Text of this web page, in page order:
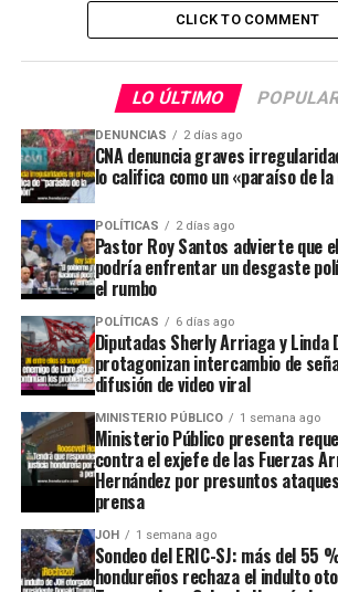
CLICK TO COMMENT
LO ÚLTIMO
DENUNCIAS 2 días ago
CNA denuncia graves
lo califica como un «paraíso de
POLÍTICAS 2 días ago
Pastor Roy Santos advierte que
podría enfrentar un desgaste
el rumbo
POLÍTICAS 6 días ago
Diputadas Sherly Arriaga y Linda
protagonizan intercambio de
difusión de video viral
MINISTERIO PÚBLICO 1 semana ago
Ministerio Público presenta
contra el exjefe de las Fuerzas
Hernández por presuntos
prensa
JOH 1 semana ago
Sondeo del ERIC-SJ: más del 55
hondureños rechaza el indulto